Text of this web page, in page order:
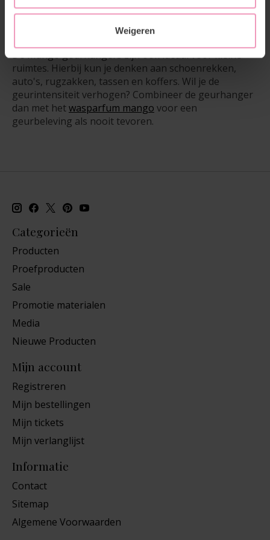
Weigeren
kleerhanger hangen. Zo krijgt je kleding een frisse,
De Mango geurhangers zijn ook ideaal voor kleine
ruimtes. Hierbij kun je denken aan schoenrekken,
auto's, rugzakken, tassen en koffers. Wil je de
geurintensiteit verhogen? Combineer de geurhanger
dan met hetwasparfum mango voor een
geurbeleving als nooit tevoren.
Categorieën
Producten
Proefproducten
Sale
Promotie materialen
Media
Nieuwe Producten
Mijn account
Registreren
Mijn bestellingen
Mijn tickets
Mijn verlanglijst
Informatie
Contact
Sitemap
Algemene Voorwaarden